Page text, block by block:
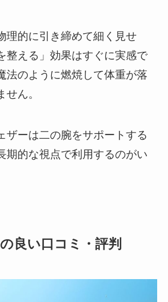
理的に引き締めて細く見せ
整える」効果はすぐに実感で
法のように燃焼して体重が落
ん。
ザーは二の腕をサポートする
期的な視点で利用するのがい
良い口コミ・評判